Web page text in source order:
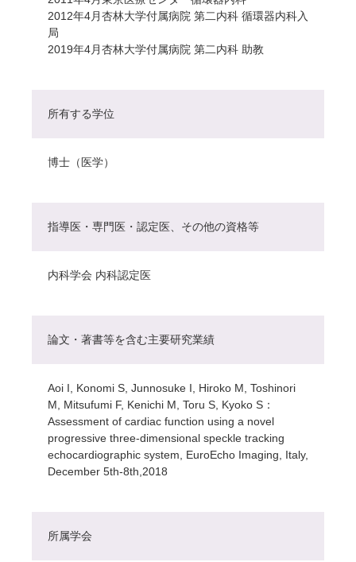
2012年4月杏林大学付属病院 第二内科 循環器内科入
局
2019年4月杏林大学付属病院 第二内科 助教
所有する学位
博士（医学）
指導医・専門医・認定医、その他の資格等
内科学会 内科認定医
論文・著書等を含む主要研究業績
Aoi I, Konomi S, Junnosuke I, Hiroko M, Toshinori
M, Mitsufumi F, Kenichi M, Toru S, Kyoko S：
Assessment of cardiac function using a novel
progressive three-dimensional speckle tracking
echocardiographic system, EuroEcho Imaging, Italy,
December 5th-8th,2018
所属学会